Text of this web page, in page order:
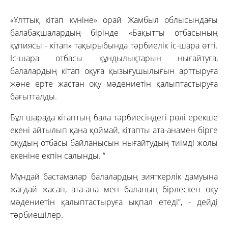
«Ұлттық кітап күніне» орай Жамбыл облысындағы
балабақшалардың бірінде «Бақытты отбасының
құпиясы - кітап» тақырыбында тәрбиелік іс-шара өтті.
Іс-шара отбасы құндылықтарын нығайтуға,
балалардың кітап оқуға қызығушылығын арттыруға
және ерте жастан оқу мәдениетін қалыптастыруға
бағытталды.
Бұл шарада кітаптың бала тәрбиесіндегі рөлі ерекше
екені айтылып қана қоймай, кітапты ата-анамен бірге
оқудың отбасы байланысын нығайтудың тиімді жолы
екеніне екпін салынды. “
Мұндай бастамалар балалардың зияткерлік дамуына
жағдай жасап, ата-ана мен баланың бірлескен оқу
мәдениетін қалыптастыруға ықпал етеді”, - дейді
тәрбиешілер.